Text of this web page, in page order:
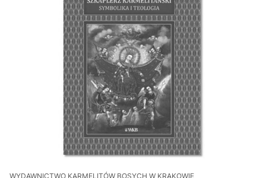
WYDAWNICTWO KARMELITÓW BOSYCH W KRAKOWIE